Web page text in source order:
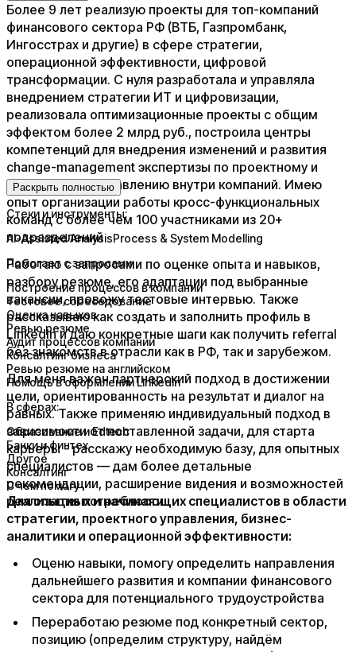
Более 9 лет реализую проекты для топ-компаний
финансового сектора РФ (ВТБ, Газпромбанк,
Ингосстрах и другие) в сфере стратегии,
операционной эффективности, цифровой
трансформации. С нуля разработала и управляла
внедрением стратегии ИТ и цифровизации,
реализовала оптимизационные проекты с общим
эффектом более 2 млрд руб., построила центры
компетенций для внедрения изменений и развития
change-management экспертизы по проектному и
процессному управлению внутри компаний. Имею
опыт организации работы кросс-функциональных
команд с более чем 100 участниками из 20+
подразделений
Работаю с запросами по оценке опыта и навыков,
разбору резюме, его адаптации под выбранные
вакансии, провожу тестовые интервью. Также
рассказываю как создать и заполнить профиль в
LinkedIn и даю конкретные шаги как получить referral
без знакомств в отрасли как в РФ, так и зарубежом.
Для меня важен партнерский подход в достижении
цели, ориентированность на результат и диалог на
равных. Также применяю индивидуальный подход в
зависимости от поставленной задачи, для старта
карьеры - расскажу необходимую базу, для опытных
специалистов — дам более детальные
рекомендации, расширение видения и возможностей
реализация потребности
Раскрыть полностью
Стеки и инструменты:
AI-Assisted AnalysisProcess & System Modelling
Помогает с запросами:
Построение процессов в компании
Тестовое собеседование
Оценка навыков
Ревью резюме
Аудит процессов компании
Консалтинг бизнеса
Ревью резюме на английском
Помощь в оформлении LinkedIn
В сферах:
Образование и Edtech
Банки и финтех
Другое
Консалтинг
С чем помогу
Для опытных и начинающих специалистов в области
стратегии, проектного управления, бизнес-
аналитики и операционной эффективности:
Оценю навыки, помогу определить направления
дальнейшего развития и компании финансового
сектора для потенциального трудоустройства
Переработаю резюме под конкретный сектор,
позицию (определим структуру, найдём